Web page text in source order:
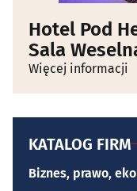
Hotel Pod
Sala
Więcej informacji
KATALOG FIRM
Biznes, prawo,